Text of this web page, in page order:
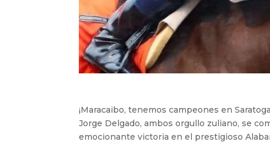
¡Maracaibo, tenemos campeones en
Jorge Delgado, ambos orgullo zuliano, se
emocionante victoria en el prestigioso